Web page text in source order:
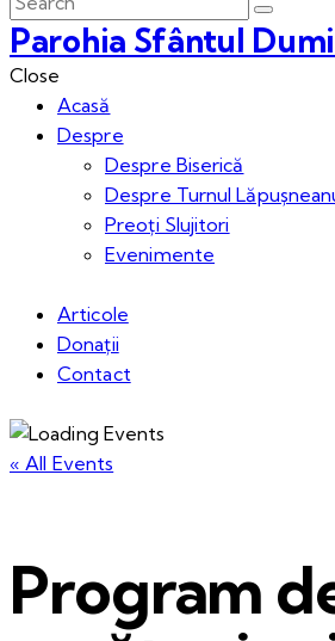
Parohia Sfântul
Close
Acasă
Despre
Despre Biserică
Despre Turnul
Preoți Slujitori
Evenimente
Articole
Donații
Contact
« All Events
Program